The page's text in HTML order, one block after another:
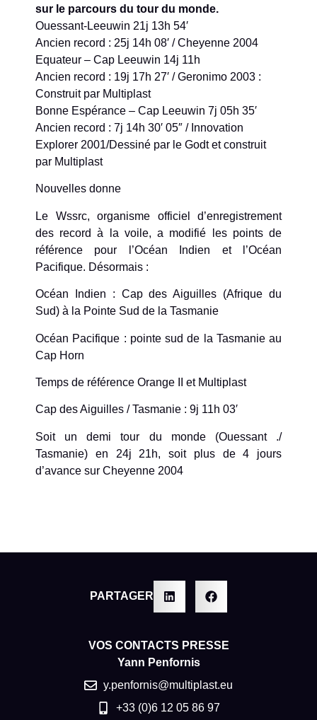
sur le parcours du tour du monde.
Ouessant-Leeuwin 21j 13h 54′
Ancien record : 25j 14h 08′ / Cheyenne 2004
Equateur – Cap Leeuwin 14j 11h
Ancien record : 19j 17h 27′ / Geronimo 2003 :
Construit par Multiplast
Bonne Espérance – Cap Leeuwin 7j 05h 35′
Ancien record : 7j 14h 30′ 05″ / Innovation
Explorer 2001/Dessiné par le Godt et construit
par Multiplast
Nouvelles donne
Le Wssrc, organisme officiel d’enregistrement
des record à la voile, a modifié les points de
référence pour l’Océan Indien et l’Océan
Pacifique. Désormais :
Océan Indien : Cap des Aiguilles (Afrique du
Sud) à la Pointe Sud de la Tasmanie
Océan Pacifique : pointe sud de la Tasmanie au
Cap Horn
Temps de référence Orange II et Multiplast
Cap des Aiguilles / Tasmanie : 9j 11h 03′
Soit un demi tour du monde (Ouessant ./
Tasmanie) en 24j 21h, soit plus de 4 jours
d’avance sur Cheyenne 2004
PARTAGER
VOS CONTACTS PRESSE
Yann Penfornis
y.penfornis@multiplast.eu
+33 (0)6 12 05 86 97